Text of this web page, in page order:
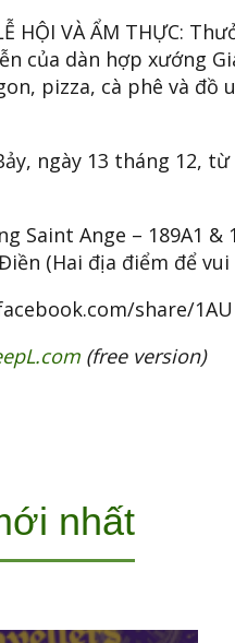
HỘI VÀ ẨM THỰC:
của dàn hợp xướng
pizza, cà phê và đồ
ngày 13 tháng 12, từ
Saint Ange – 189A1 &
(Hai địa điểm để vui
share/
(free version)
nhất